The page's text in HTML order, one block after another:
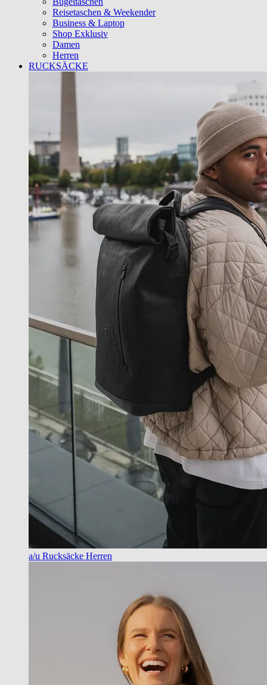
Reisetaschen & Weekender
Business & Laptop
Shop Exklusiv
Damen
Herren
RUCKSÄCKE
a/u Rucksäcke Herren